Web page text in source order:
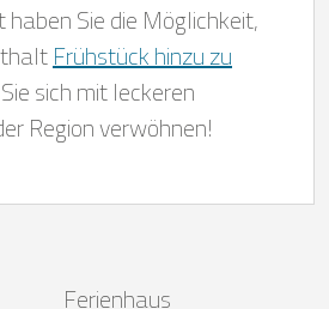
haben Sie die Möglichkeit,
Frühstück hinzu zu
sich mit leckeren
Region verwöhnen!
Ferienhaus